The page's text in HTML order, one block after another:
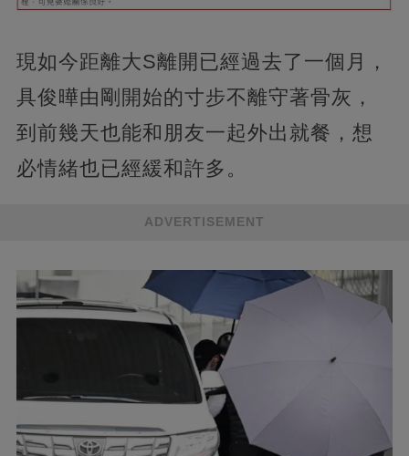
現如今距離大S離開已經過去了一個月，
具俊曄由剛開始的寸步不離守著骨灰，
到前幾天也能和朋友一起外出就餐，想
必情緒也已經緩和許多。
ADVERTISEMENT